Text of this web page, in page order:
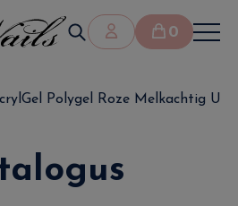
0
Polygel Roze Melkachtig